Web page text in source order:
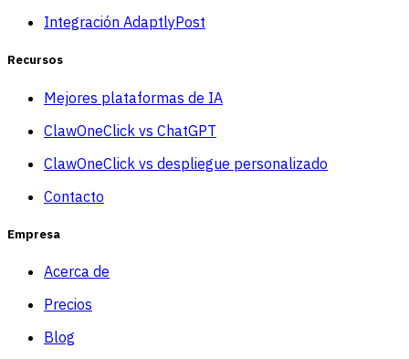
Integración AdaptlyPost
Recursos
Mejores plataformas de IA
ClawOneClick vs ChatGPT
ClawOneClick vs despliegue personalizado
Contacto
Empresa
Acerca de
Precios
Blog